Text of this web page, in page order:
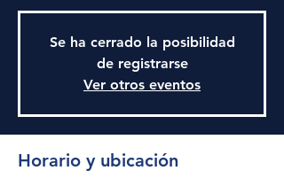
Se ha cerrado la posibilidad
de registrarse
Ver otros eventos
Horario y ubicación